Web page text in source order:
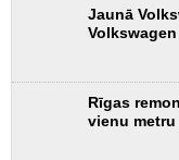
Jaunā
Volkswagen
Rīgas
vienu metru